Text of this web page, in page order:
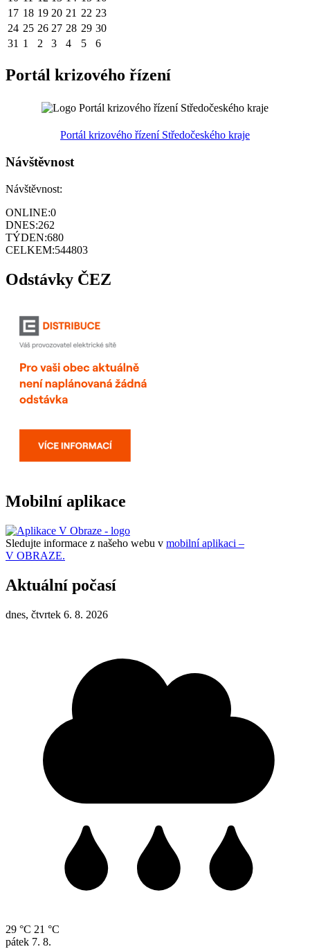
17 18 19 20 21 22 23
24 25 26 27 28 29 30
31 1 2 3 4 5 6
Portál krizového řízení
Portál krizového řízení Středočeského kraje
Návštěvnost
Návštěvnost:
ONLINE:0
DNES:262
TÝDEN:680
CELKEM:544803
Odstávky ČEZ
Mobilní aplikace
Sledujte informace z našeho webu v mobilní aplikaci –
V OBRAZE.
Aktuální počasí
dnes, čtvrtek 6. 8. 2026
29 °C 21 °C
pátek 7. 8.